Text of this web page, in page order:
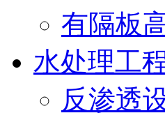
有隔板
水处理工
反渗透